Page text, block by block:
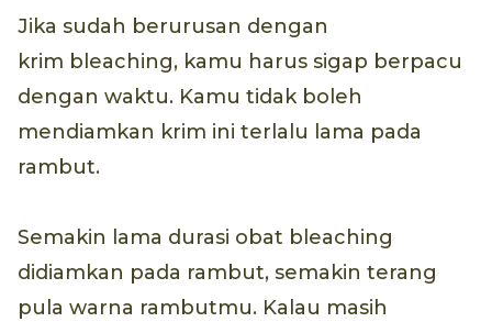
Jika sudah berurusan dengan
krim bleaching, kamu harus sigap berpacu
dengan waktu. Kamu tidak boleh
mendiamkan krim ini terlalu lama pada
rambut.
Semakin lama durasi obat bleaching
didiamkan pada rambut, semakin terang
pula warna rambutmu. Kalau masih